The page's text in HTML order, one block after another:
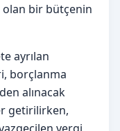
olan bir bütçenin
ayrılan
borçlanma
alınacak
getirilirken,